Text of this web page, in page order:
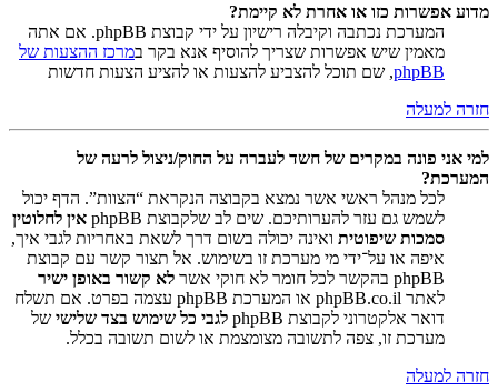
מדוע אפשרות כזו או אחרת לא קיימת?
המערכת נכתבה וקיבלה רישיון על ידי קבוצת phpBB. אם אתה
מאמין שיש אפשרות שצריך להוסיף אנא בקר במרכז ההצעות של
phpBB, שם תוכל להצביע להצעות או להציע הצעות חדשות
חזרה למעלה
למי אני פונה במקרים של חשד לעברה על החוק/ניצול לרעה של
המערכת?
לכל מנהל ראשי אשר נמצא בקבוצה הנקראת “הצוות”. הדף יכול
לשמש גם עזר להערותיכם. שים לב שלקבוצת phpBB
אין לחלוטין
סמכות שיפוטית ואינה יכולה בשום דרך לשאת באחריות לגבי איך,
איפה או על־ידי מי מערכת זו בשימוש. אל תצור קשר עם קבוצת
phpBB בהקשר לכל חומר לא חוקי אשר
לא קשור באופן ישיר
לאתר phpBB.co.il או המערכת phpBB עצמה בפרט. אם תשלח
דואר אלקטרוני לקבוצת phpBB
לגבי כל שימוש בצד שלישי של
מערכת זו, צפה לתשובה מצומצמת או לשום תשובה בכלל.
חזרה למעלה